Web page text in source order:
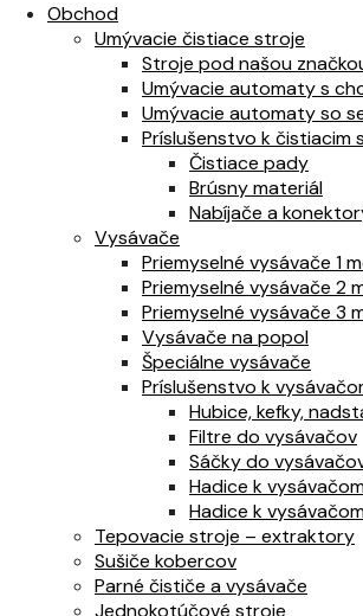
Obchod
Umývacie čistiace stroje
Stroje pod našou
Umývacie automaty s
Umývacie automaty so
Príslušenstvo k čistiacim
Čistiace pady
Brúsny materiál
Nabíjače a
Vysávače
Priemyselné vysávače 1
Priemyselné vysávače 2
Priemyselné vysávače 3
Vysávače na popol
Špeciálne vysávače
Príslušenstvo k
Hubice, kefky,
Filtre do vysávačov
Sáčky do
Hadice k
Hadice k
Tepovacie stroje – extraktory
Sušiče kobercov
Parné čističe a vysávače
Jednokotúčové stroje